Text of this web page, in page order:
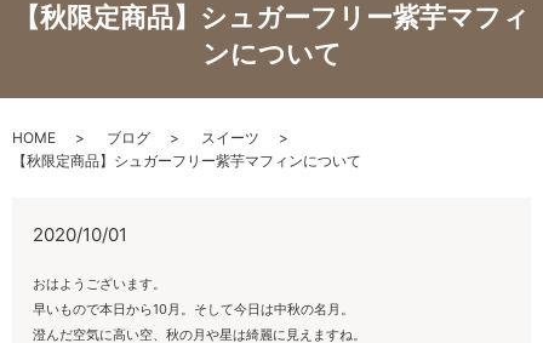
【秋限定商品】シュガーフリー紫芋マフィ
ンについて
HOME ブログ
スイーツ
【秋限定商品】シュガーフリー紫芋マフィンについて
2020/10/01
おはようございます。
早いもので本日から10月。そして今日は中秋の名月。
澄んだ空気に高い空、秋の月や星は綺麗に見えますね。